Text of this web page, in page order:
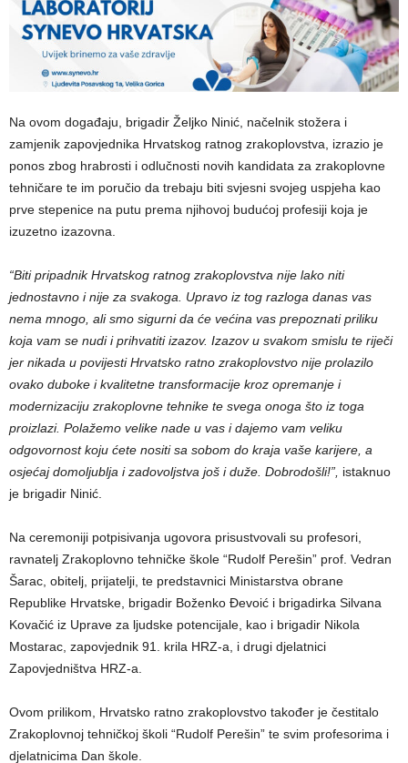
Na ovom događaju, brigadir Željko Ninić, načelnik stožera i
zamjenik zapovjednika Hrvatskog ratnog zrakoplovstva, izrazio je
ponos zbog hrabrosti i odlučnosti novih kandidata za zrakoplovne
tehničare te im poručio da trebaju biti svjesni svojeg uspjeha kao
prve stepenice na putu prema njihovoj budućoj profesiji koja je
izuzetno izazovna.
“Biti pripadnik Hrvatskog ratnog zrakoplovstva nije lako niti
jednostavno i nije za svakoga. Upravo iz tog razloga danas vas
nema mnogo, ali smo sigurni da će većina vas prepoznati priliku
koja vam se nudi i prihvatiti izazov. Izazov u svakom smislu te riječi
jer nikada u povijesti Hrvatsko ratno zrakoplovstvo nije prolazilo
ovako duboke i kvalitetne transformacije kroz opremanje i
modernizaciju zrakoplovne tehnike te svega onoga što iz toga
proizlazi. Polažemo velike nade u vas i dajemo vam veliku
odgovornost koju ćete nositi sa sobom do kraja vaše karijere, a
osjećaj domoljublja i zadovoljstva još i duže. Dobrodošli!”, istaknuo
je brigadir Ninić.
Na ceremoniji potpisivanja ugovora prisustvovali su profesori,
ravnatelj Zrakoplovno tehničke škole “Rudolf Perešin” prof. Vedran
Šarac, obitelj, prijatelji, te predstavnici Ministarstva obrane
Republike Hrvatske, brigadir Boženko Đevoić i brigadirka Silvana
Kovačić iz Uprave za ljudske potencijale, kao i brigadir Nikola
Mostarac, zapovjednik 91. krila HRZ-a, i drugi djelatnici
Zapovjedništva HRZ-a.
Ovom prilikom, Hrvatsko ratno zrakoplovstvo također je čestitalo
Zrakoplovnoj tehničkoj školi “Rudolf Perešin” te svim profesorima i
djelatnicima Dan škole.